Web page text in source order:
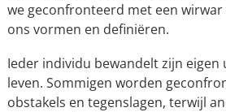
we geconfronteerd met een
ons vormen en definiëren.
Ieder individu bewandelt zijn
leven. Sommigen worden
obstakels en tegenslagen, terwijl